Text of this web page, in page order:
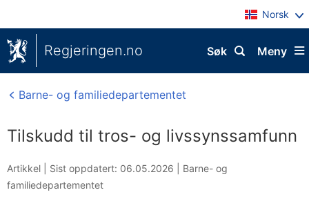
Norsk
Regjeringen.no Meny
Søk
Barne- og familiedepartementet
Tilskudd til tros- og livssynssamfunn
Artikkel | Sist oppdatert: 06.05.2026
Barne- og
familiedepartementet